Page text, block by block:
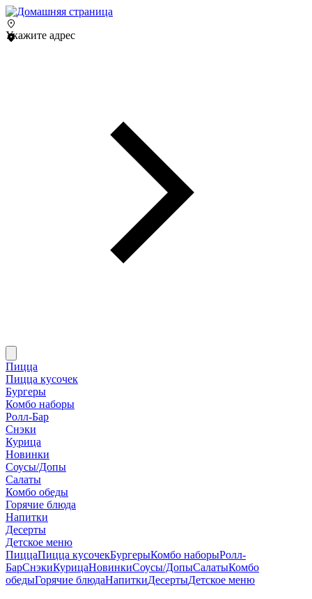
Укажите адрес
Пицца
Пицца кусочек
Бургеры
Комбо наборы
Ролл-Бар
Снэки
Курица
Новинки
Соусы/Допы
Салаты
Комбо обеды
Горячие блюда
Напитки
Десерты
Детское меню
ПиццаПицца кусочекБургерыКомбо наборыРолл-
БарСнэкиКурицаНовинкиСоусы/ДопыСалатыКомбо
обедыГорячие блюдаНапиткиДесертыДетское меню